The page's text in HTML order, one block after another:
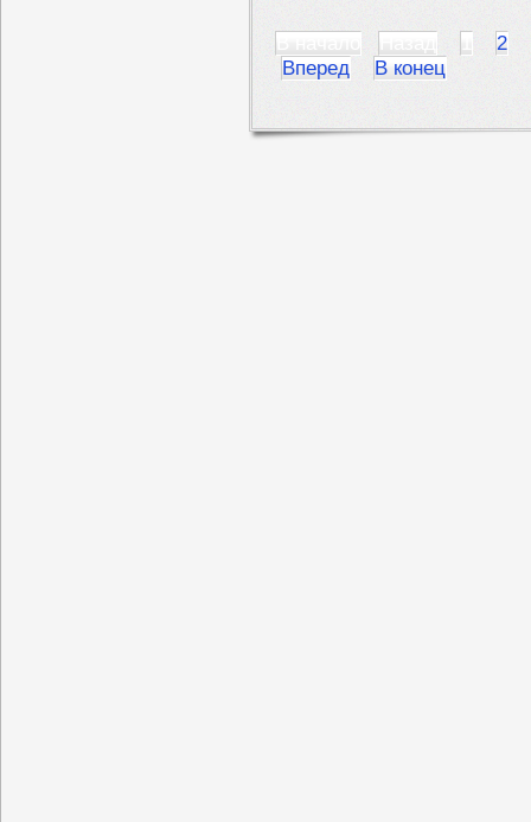
2
Вперед
В конец